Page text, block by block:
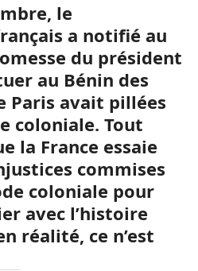
le
a notifié au
du président
au Bénin des
Paris avait pillées
coloniale. Tout
la France essaie
commises
coloniale pour
avec l’histoire
réalité, ce n’est